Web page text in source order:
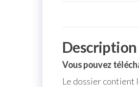
Description
Vous pouvez
Le dossier contient